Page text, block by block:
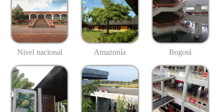
Nivel nacional Amazonía Bogotá